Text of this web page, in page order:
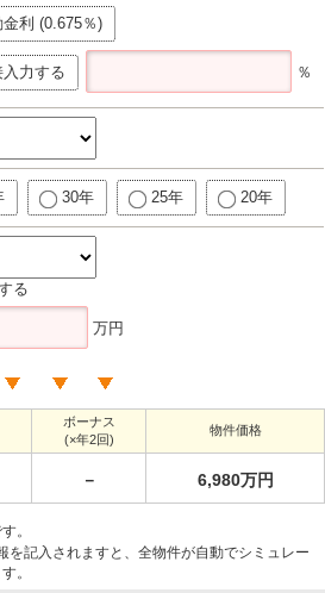
金利 (0.675％)
入力する ％
30年 25年 20年
る
万円
ボーナス
(×年2回)
物件価格
－ 6,980万円
。
を記入されますと、全物件が自動でシミュレー
。